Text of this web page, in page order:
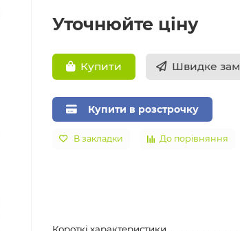
Уточнюйте ціну
Купити Швидке
Купити в розстрочку
В закладки До порівняння
Короткі характеристики